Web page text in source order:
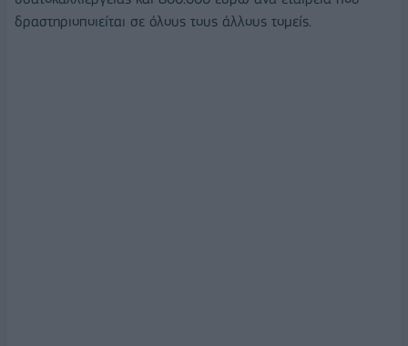
δραστηριοποιείται σε όλους τους άλλους τομείς.